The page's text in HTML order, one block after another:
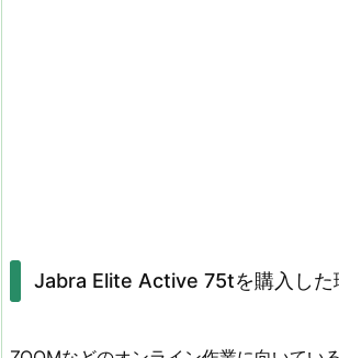
Jabra Elite Active 75tを購入した